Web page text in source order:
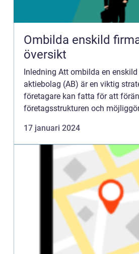
Ombilda enskild
översikt
Inledning Att ombilda en
aktiebolag (AB) är en viktig
företagare kan fatta för att
företagsstrukturen och
översikt av...
17 januari 2024